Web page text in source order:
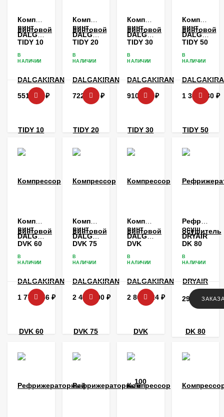
Компрессор
винтовой
DALGAKIRAN
TIDY 10
В
НАЛИЧИИ
551 736 ₽
Компрессор
винтовой
DALGAKIRAN
TIDY 20
В
НАЛИЧИИ
722 376 ₽
Компрессор
винтовой
DALGAKIRAN
TIDY 30
В
НАЛИЧИИ
910 080 ₽
винтовой
TIDY 50
В
НАЛИЧИИ
1 384 080 ₽
Компрессор
винтовой
DALGAKIRAN
DVK 60
В
НАЛИЧИИ
1 774 656 ₽
Компрессор
винтовой
DALGAKIRAN
DVK 75
В
НАЛИЧИИ
2 464 800 ₽
Компрессор
винтовой
DALGAKIRAN
DVK
В
НАЛИЧИИ
2 808 924 ₽
осушитель
DRYAIR
DK 80
В
НАЛИЧИИ
295 776 ₽